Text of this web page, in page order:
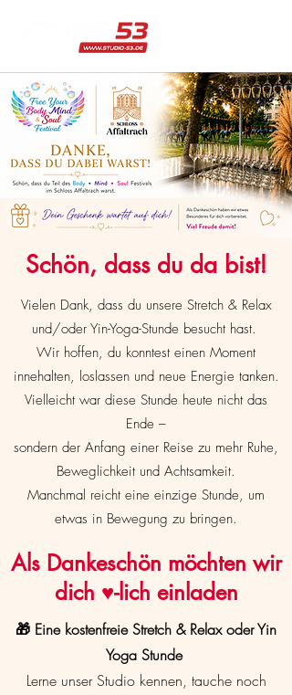
Schön, dass du da bist!
Vielen Dank, dass du unsere Stretch & Relax
und/oder Yin-Yoga-Stunde besucht hast.
Wir hoffen, du konntest einen Moment
innehalten, loslassen und neue Energie tanken.
Vielleicht war diese Stunde heute nicht das
Ende –
sondern der Anfang einer Reise zu mehr Ruhe,
Beweglichkeit und Achtsamkeit.
Manchmal reicht eine einzige Stunde, um
etwas in Bewegung zu bringen.
Als Dankeschön möchten wir
dich ♥-lich einladen
🎁 Eine kostenfreie Stretch & Relax oder Yin
Yoga Stunde
Lerne unser Studio kennen, tauche noch